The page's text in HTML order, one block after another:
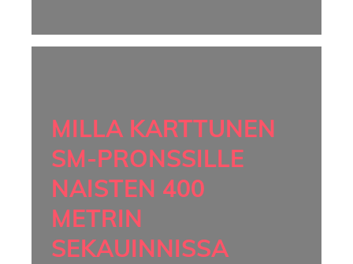
MILLA KARTTUNEN
SM-PRONSSILLE
NAISTEN 400
METRIN
SEKAUINNISSA